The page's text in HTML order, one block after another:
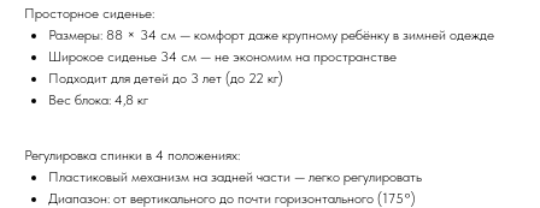
Просторное сиденье:
Размеры: 88 × 34 см — комфорт даже крупному ребёнку в зимней одежде
Широкое сиденье 34 см — не экономим на пространстве
Подходит для детей до 3 лет (до 22 кг)
Вес блока: 4,8 кг
Регулировка спинки в 4 положениях:
Пластиковый механизм на задней части — легко регулировать
Диапазон: от вертикального до почти горизонтального (175°)